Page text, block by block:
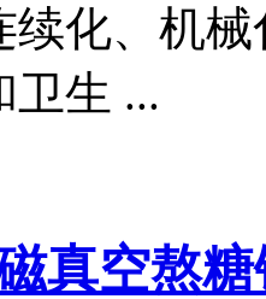
续化、机
卫生 ...
磁真空熬